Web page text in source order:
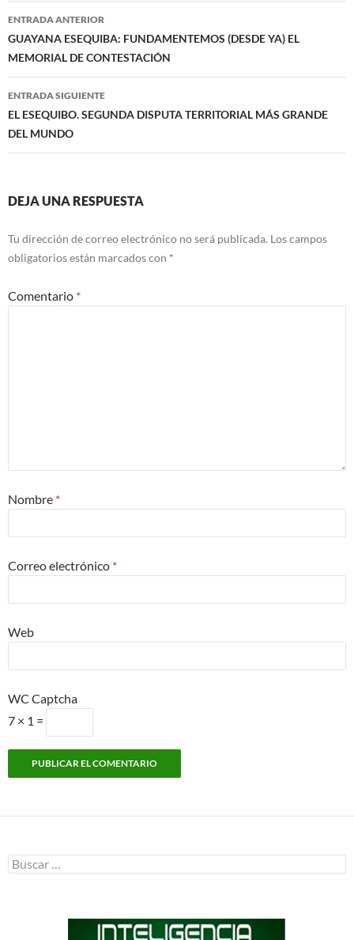
Navegación
de
entradas
ENTRADA ANTERIOR
GUAYANA ESEQUIBA: FUNDAMENTEMOS (DESDE YA) EL
MEMORIAL DE CONTESTACIÓN
ENTRADA SIGUIENTE
EL ESEQUIBO. SEGUNDA DISPUTA TERRITORIAL MÁS GRANDE
DEL MUNDO
DEJA UNA RESPUESTA
Tu dirección de correo electrónico no será publicada. Los campos
obligatorios están marcados con *
Comentario *
Nombre *
Correo electrónico *
Web
WC Captcha
7 × 1 =
Buscar: